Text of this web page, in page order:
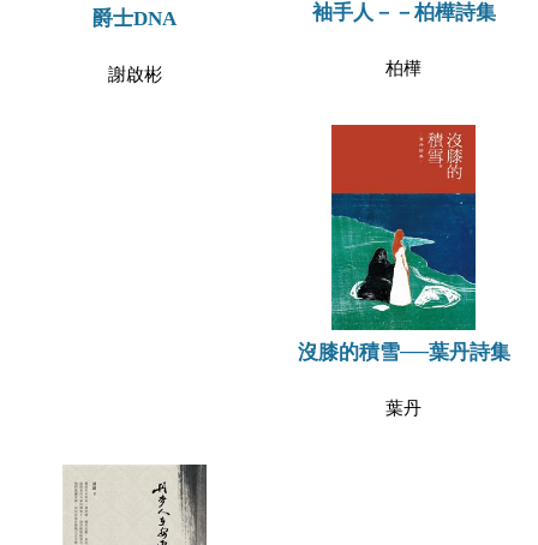
爵士DNA
謝啟彬
袖手人－－柏樺詩集
柏樺
沒膝的積雪──葉丹詩集
葉丹